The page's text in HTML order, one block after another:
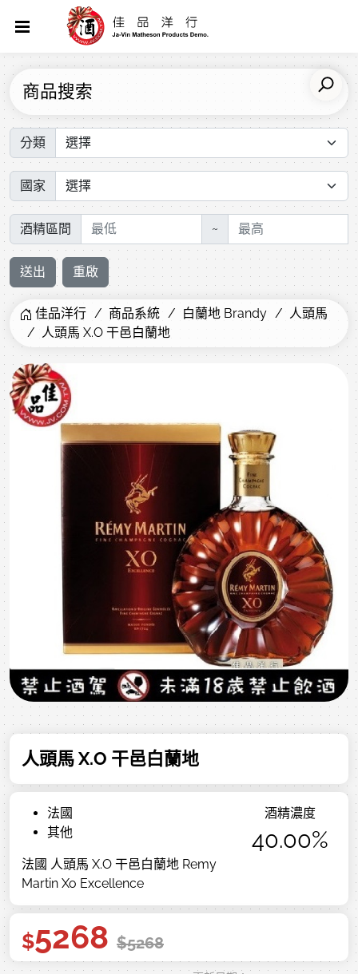
商品搜索
分類
國家
酒精區間 ~
送出 重啟
佳品洋行 商品系統 白蘭地 Brandy
人頭馬
人頭馬 X.O 干邑白蘭地
人頭馬 X.O 干邑白蘭地
法國
其他
法國 人頭馬 X.O 干邑白蘭地 Remy
Martin Xo Excellence
酒精濃度
40.00%
$5268 $5268